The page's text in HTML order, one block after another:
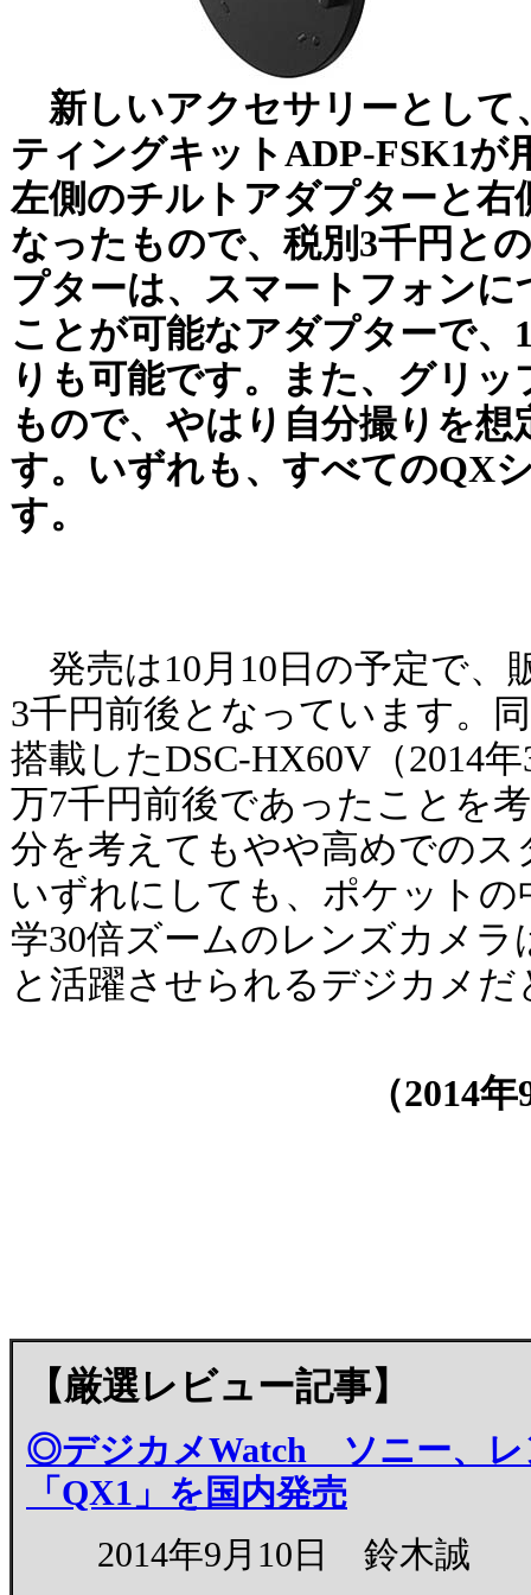
新しいアクセサリーとして
ティングキットADP-FSK1が
左側のチルトアダプターと
なったもので、税別3千円と
プターは、スマートフォン
ことが可能なアダプターで、
りも可能です。また、グリ
もので、やはり自分撮りを
す。いずれも、すべてのQX
す。
発売は10月10日の予定で、
3千円前後となっています。
搭載したDSC-HX60V（2014
万7千円前後であったことを
分を考えてもやや高めでの
いずれにしても、ポケット
学30倍ズームのレンズカメ
と活躍させられるデジカメだ
（2014年
【厳選レビュー記事】
◎デジカメWatch ソニー、レ
「QX1」を国内発売
2014年9月10日 鈴木誠